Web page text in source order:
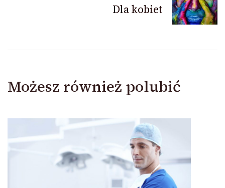
Dla kobiet
Możesz również polubić